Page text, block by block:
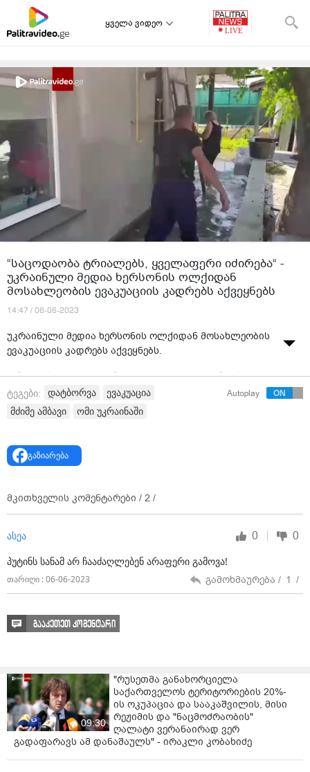
ყველა ვიდეო
“საცოდაობა ტრიალებს, ყველაფერი იძირება“ -
უკრაინული მედია ხერსონის ოლქიდან
მოსახლეობის ევაკუაციის კადრებს აქვეყნებს
14:47 / 06-06-2023
უკრაინული მედია ხერსონის ოლქიდან მოსახლეობის
ევაკუაციის კადრებს აქვეყნებს.
კახოვკას ჰიდროელექტროსადგურის აფეთქების
შემდეგ წყალდიდობის გამო ხერსონის რაიონის
მცხოვრებთა ევაკუაცია საგანგებო რეჟიმში
მიმდინარეობს. წყალმა საცხოვრებელი სახლები
გადმოვიდა.
“საცოდაობა ტრიალებს, ყველაფერი იძირება“ - წერენ
ადილობრივები ვიდეოს კომენტარებში.
ტეგები: დატბორვა
ევაკუაცია
მძიმე ამბავი
ომი უკრაინაში
Autoplay
გაზიარება
მკითხველის კომენტარები / 2 /
ასეა 0 0
პუტინს სანამ არ ჩააძაღლებენ არაფერი გამოვა!
თარიღი : 06-06-2023 გამოხმაურება / 1 /
გააკეთეთ კომენტარი
09:30
"რუსეთმა განახორციელა
საქართველოს ტერიტორიების 20%-
ის ოკუპაცია და სააკაშვილის, მისი
რეჟიმის და "ნაცმოძრაობის"
ღალატი ვერანაირად ვერ
გადაფარავს ამ დანაშაულს" - ირაკლი კობახიძე